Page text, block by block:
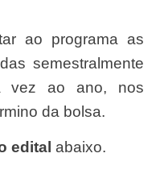
ao programa as
semestralmente
vez ao ano, nos
da bolsa.
edital abaixo.